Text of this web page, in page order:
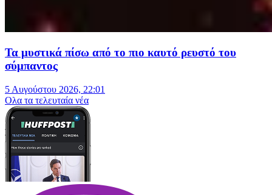
Τα μυστικά πίσω από το πιο καυτό ρευστό του
σύμπαντος
5 Αυγούστου 2026, 22:01
Oλα τα τελευταία νέα